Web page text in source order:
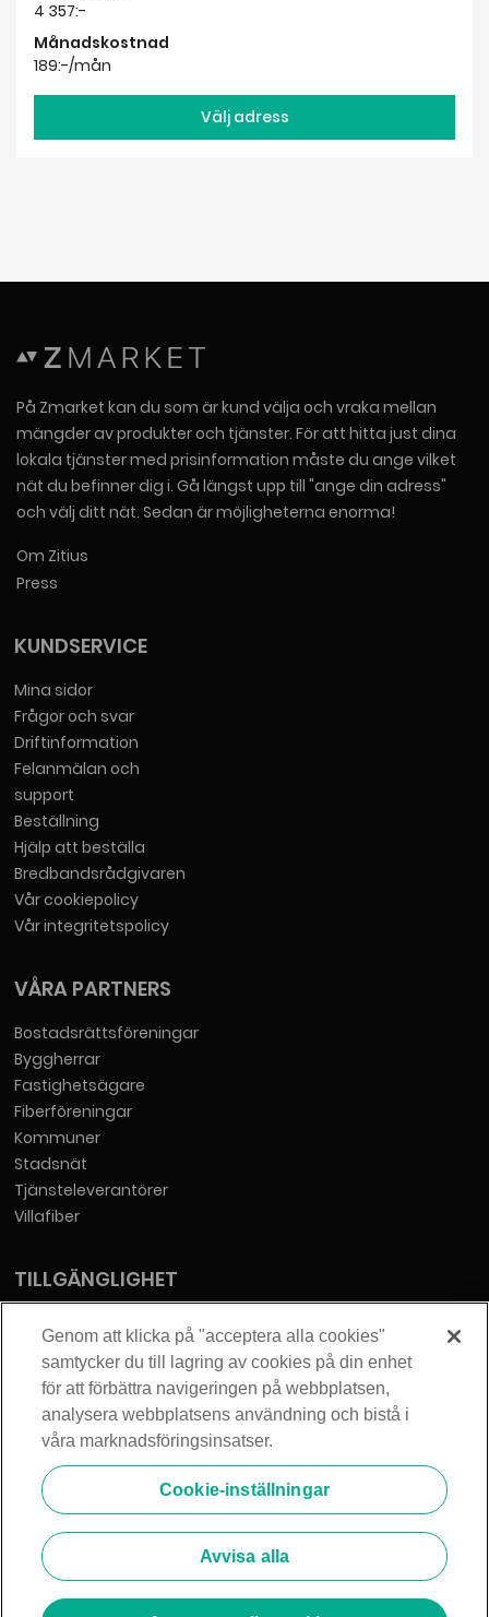
nät du befinner dig i. Gå längst upp till "ange din adress"
Om Zitius
Press
KUNDSERVICE
Mina sidor
Frågor och svar
Felanmälan och
Beställning
Hjälp att beställa
Bredbandsrådgivaren
Vår cookiepolicy
Vår integritetspolicy
VÅRA PARTNERS
Bostadsrättsföreningar
Byggherrar
Fiberföreningar
Stadsnät
Tjänsteleverantörer
Villafiber
TILLGÄNGLIGHET
Tillgänglighetsredogörelse
Telia Sverige AB
Säte: Stockholm
info@zmarket.se
© 2026 Telia Sverige AB. Alla rättigheter förbehållna.
Genom att klicka på "acceptera alla cookies"
samtycker du till lagring av cookies på din enhet
för att förbättra navigeringen på webbplatsen,
analysera webbplatsens användning och bistå i
våra marknadsföringsinsatser.
Cookie-inställningar
Avvisa alla